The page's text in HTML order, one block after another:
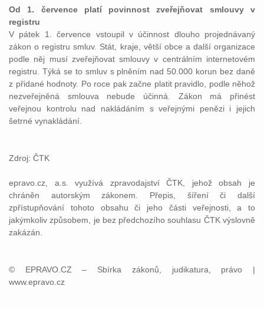
Od 1. července platí povinnost zveřejňovat smlouvy v
registru
V pátek 1. července vstoupil v účinnost dlouho projednávaný
zákon o registru smluv. Stát, kraje, větší obce a další organizace
podle něj musí zveřejňovat smlouvy v centrálním internetovém
registru. Týká se to smluv s plněním nad 50.000 korun bez daně
z přidané hodnoty. Po roce pak začne platit pravidlo, podle něhož
nezveřejněná smlouva nebude účinná. Zákon má přinést
veřejnou kontrolu nad nakládáním s veřejnými penězi i jejich
šetrné vynakládání.
Zdroj: ČTK
epravo.cz, a.s. využívá zpravodajství ČTK, jehož obsah je
chráněn autorským zákonem. Přepis, šíření či další
zpřístupňování tohoto obsahu či jeho části veřejnosti, a to
jakýmkoliv způsobem, je bez předchozího souhlasu ČTK výslovně
zakázán.
© EPRAVO.CZ – Sbírka zákonů, judikatura, právo |
www.epravo.cz